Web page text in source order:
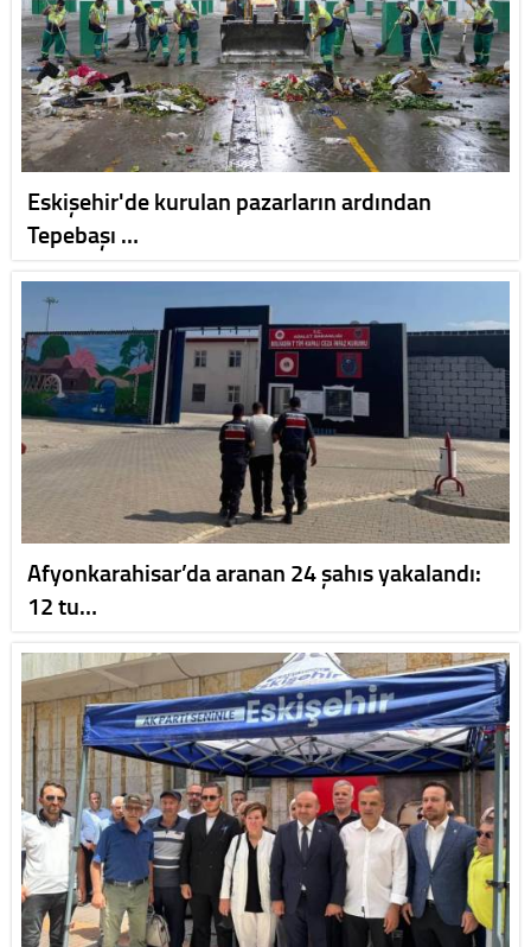
Eskişehir'de kurulan pazarların ardından
Tepebaşı …
Afyonkarahisar’da aranan 24 şahıs yakalandı:
12 tu…